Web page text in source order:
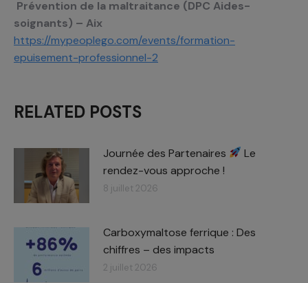
Prévention de la maltraitance (DPC Aides-
soignants) – Aix
https://mypeoplego.com/events/formation-
epuisement-professionnel-2
RELATED POSTS
Journée des Partenaires
Le
rendez-vous approche !
8 juillet 2026
Carboxymaltose ferrique : Des
chiffres – des impacts​
2 juillet 2026